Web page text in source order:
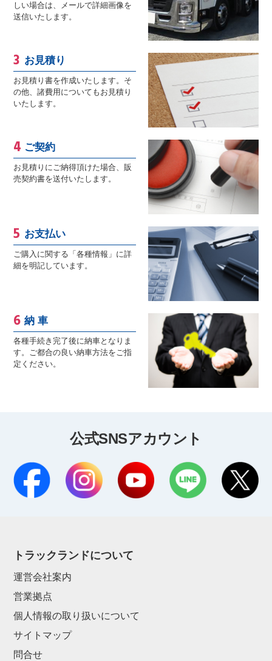
しい場合は、メールで詳細画像を
送信いたします。
お見積り
お見積り書を作成いたします。そ
の他、諸費用についてもお見積り
いたします。
ご契約
お見積りにご納得頂けた場合、販
売契約書を送付いたします。
お支払い
ご購入に関する「各種情報」に詳
細を明記しています。
納 車
各種手続き完了後に納車となりま
す。ご都合の良い納車方法をご指
定ください。
公式SNSアカウント
トラックランドについて
運営会社案内
営業拠点
個人情報の取り扱いについて
サイトマップ
問合せ